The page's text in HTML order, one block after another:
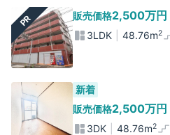
PR 販売価格2,500万円
3LDK 48.76m2
新着
販売価格2,500万円
3DK 48.76m2